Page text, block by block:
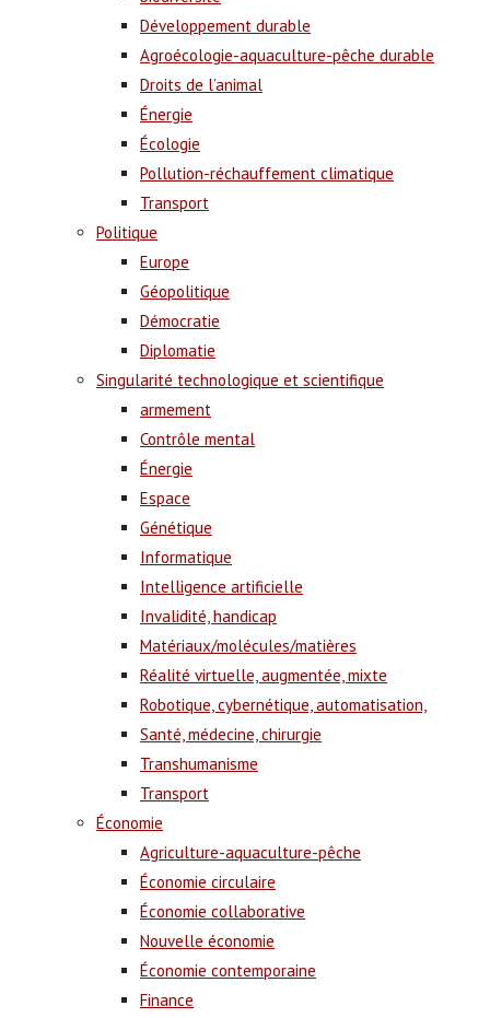
Développement durable
Agroécologie-aquaculture-pêche durable
Droits de l’animal
Énergie
Écologie
Pollution-réchauffement climatique
Transport
Politique
Europe
Géopolitique
Démocratie
Diplomatie
Singularité technologique et scientifique
armement
Contrôle mental
Énergie
Espace
Génétique
Informatique
Intelligence artificielle
Invalidité, handicap
Matériaux/molécules/matières
Réalité virtuelle, augmentée, mixte
Robotique, cybernétique, automatisation,
Santé, médecine, chirurgie
Transhumanisme
Transport
Économie
Agriculture-aquaculture-pêche
Économie circulaire
Économie collaborative
Nouvelle économie
Économie contemporaine
Finance